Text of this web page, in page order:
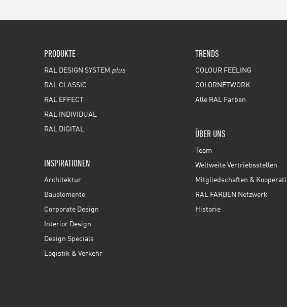
PRODUKTE
RAL DESIGN SYSTEM plus
RAL CLASSIC
RAL EFFECT
RAL INDIVIDUAL
RAL DIGITAL
INSPIRATIONEN
Architektur
Bauelemente
Corporate Design
Interior Design
Design Specials
Logistik & Verkehr
TRENDS
COLOUR FEELING
COLORNETWORK
Alle RAL Farben
ÜBER UNS
Team
Weltweite Vertriebsstellen
Mitgliedschaften &
RAL FARBEN Netzwerk
Historie